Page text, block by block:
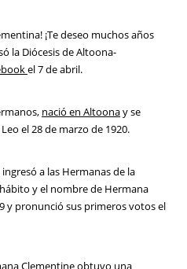
¡Te deseo muchos años
la Diócesis de Altoona-
el 7 de abril.
nació en Altoonay se
el 28 de marzo de 1920.
a las Hermanas de la
y el nombre de Hermana
y pronunció sus primeros votos el
Clementine obtuvo una